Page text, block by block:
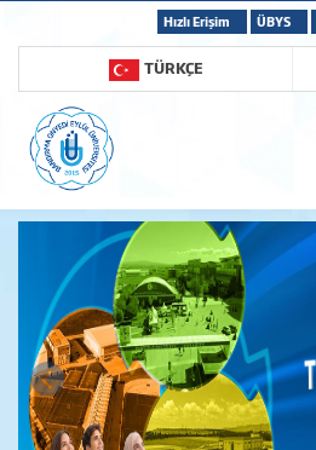
Hızlı Erişim ÜBYS
TÜRKÇE